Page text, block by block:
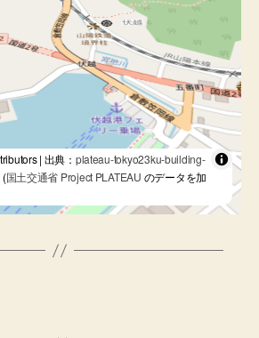
| 出典： plateau-tokyo23ku-building-
(国土交通省 Project PLATEAU のデータを加